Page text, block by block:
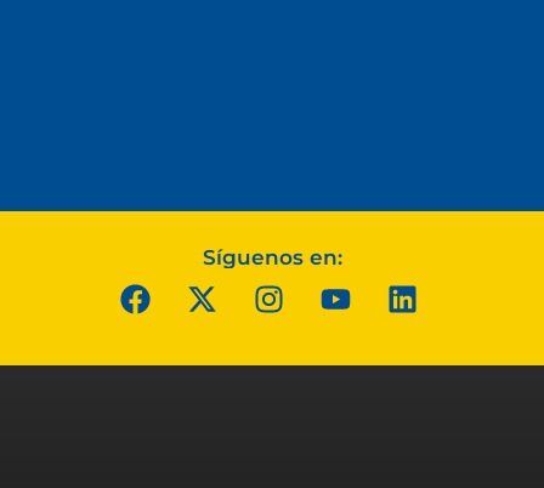
Síguenos en: